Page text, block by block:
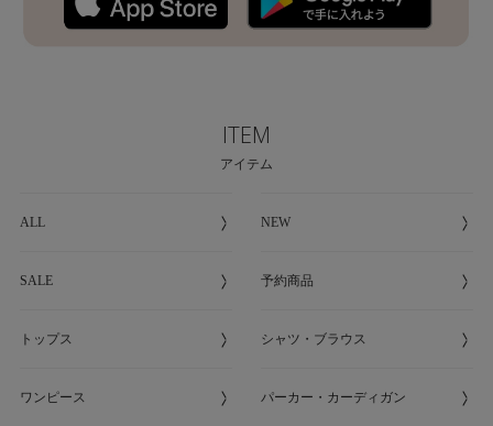
ITEM
アイテム
ALL NEW
SALE 予約商品
トップス シャツ・ブラウス
ワンピース パーカー・カーディガン